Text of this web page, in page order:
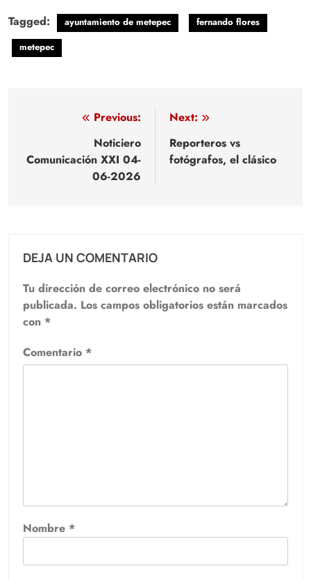
Tagged: ayuntamiento de metepec
fernando flores
metepec
Navegación
entradas
Previous:
Noticiero
Comunicación XXI 04-
06-2026
Next:
Reporteros vs
fotógrafos, el clásico
DEJA UN COMENTARIO
Tu dirección de correo electrónico no será
publicada. Los campos obligatorios están marcados
con *
Comentario *
Nombre *